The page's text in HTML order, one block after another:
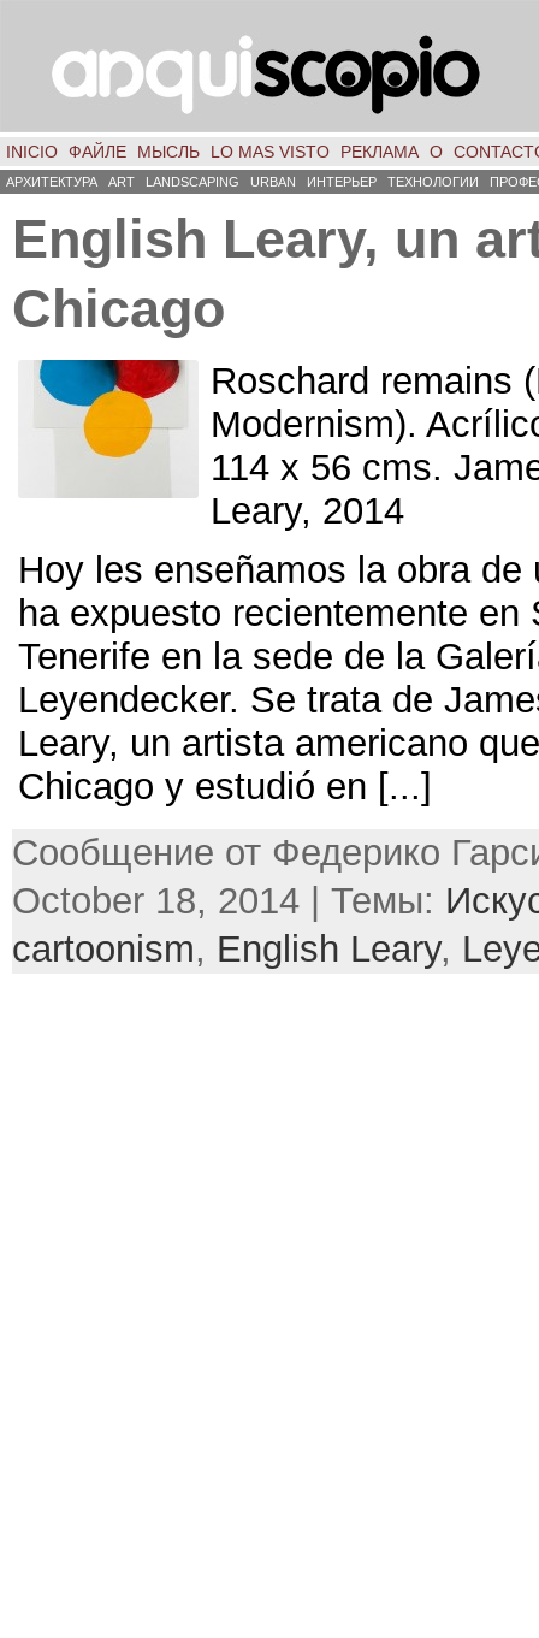
INICIO ФАЙЛЕ МЫСЛЬ LO MAS VISTO РЕКЛАМА О
АРХИТЕКТУРА ART LANDSCAPING URBAN ИНТЕРЬЕР ТЕХНОЛОГИИ
English Leary, un
Chicago
Roschard remains (
Modernism).
114 x 56 cms.
Leary, 2014
Hoy les enseñamos la obra de
ha expuesto recientemente en
Tenerife en la sede de la
Leyendecker. Se trata de
Leary, un artista americano
Chicago y estudió en [...]
Сообщение от Федерико
October 18, 2014 | Темы:
cartoonism, English Leary,